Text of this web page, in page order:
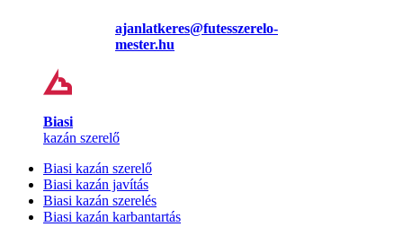
ajanlatkeres@futesszerelo-
mester.hu
Biasi
kazán szerelő
Biasi kazán szerelő
Biasi kazán javítás
Biasi kazán szerelés
Biasi kazán karbantartás